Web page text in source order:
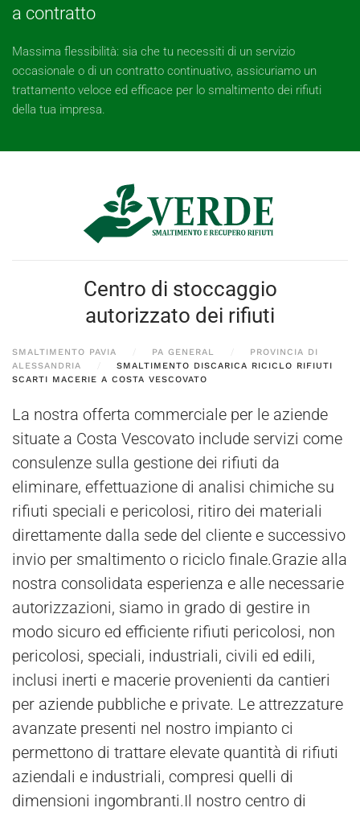
a contratto
Massima flessibilità: sia che tu necessiti di un servizio
occasionale o di un contratto continuativo, assicuriamo un
trattamento veloce ed efficace per lo smaltimento dei rifiuti
della tua impresa.
Centro di stoccaggio
autorizzato dei rifiuti
SMALTIMENTO PAVIA PA GENERAL
PROVINCIA DI
ALESSANDRIA
SMALTIMENTO DISCARICA RICICLO RIFIUTI
SCARTI MACERIE A COSTA VESCOVATO
La nostra offerta commerciale per le aziende
situate a Costa Vescovato include servizi come
consulenze sulla gestione dei rifiuti da
eliminare, effettuazione di analisi chimiche su
rifiuti speciali e pericolosi, ritiro dei materiali
direttamente dalla sede del cliente e successivo
invio per smaltimento o riciclo finale.Grazie alla
nostra consolidata esperienza e alle necessarie
autorizzazioni, siamo in grado di gestire in
modo sicuro ed efficiente rifiuti pericolosi, non
pericolosi, speciali, industriali, civili ed edili,
inclusi inerti e macerie provenienti da cantieri
per aziende pubbliche e private. Le attrezzature
avanzate presenti nel nostro impianto ci
permettono di trattare elevate quantità di rifiuti
aziendali e industriali, compresi quelli di
dimensioni ingombranti.Il nostro centro di